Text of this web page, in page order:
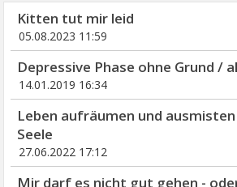
Kitten tut mir leid
05.08.2023 11:59
Depressive Phase ohne Grund /
14.01.2019 16:34
Leben aufräumen und
Seele
27.06.2022 17:12
Mir darf es nicht gut gehen -